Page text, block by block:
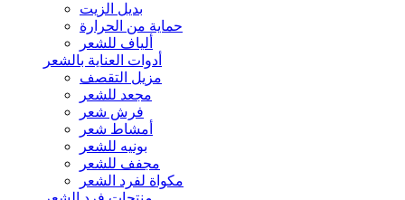
بديل الزيت
حماية من الحرارة
ألياف للشعر
أدوات العناية بالشعر
مزيل التقصف
مجعد للشعر
فرش شعر
أمشاط شعر
بونيه للشعر
مجفف للشعر
مكواة لفرد الشعر